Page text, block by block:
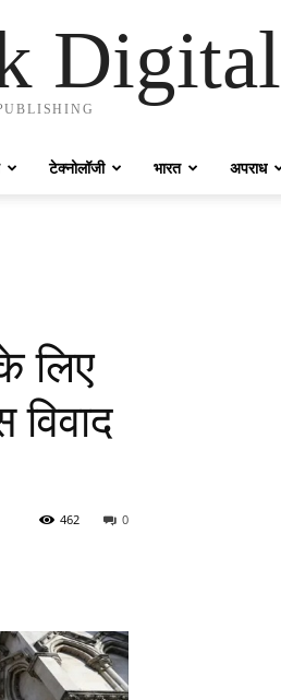
Digital
टेक्नोलॉजी भारत अपराध
लिए
विवाद
0
462